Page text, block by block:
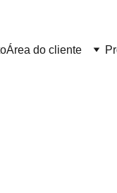
Área do cliente